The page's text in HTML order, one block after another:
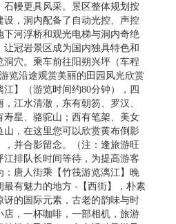
石幔更具风采。景区整体规划按
设，洞内配备了自动光控、声控
下河浮桥和观光电梯与洞内奇绝
让冠岩景区成为国内独具特色和
洞穴。乘车前往阳朔兴坪（车程
览沿途观赏美丽的田园风光欣赏
】（游览时间约80分钟），四
江水清澈，东有朝笏、罗汉、
寿星、骆驼山；西有笔架、美女
山，在这里您可以欣赏黄布倒影
，并合影留念。（注：逢旅游旺
江排队长时间等待，为提高游客
：唐人街乘【竹筏游览漓江】晚
最有魅力的地方 -【西街】，朴素
讶的国际元素，古老的韵味与时
店，一杯咖啡，一部相机，旅游